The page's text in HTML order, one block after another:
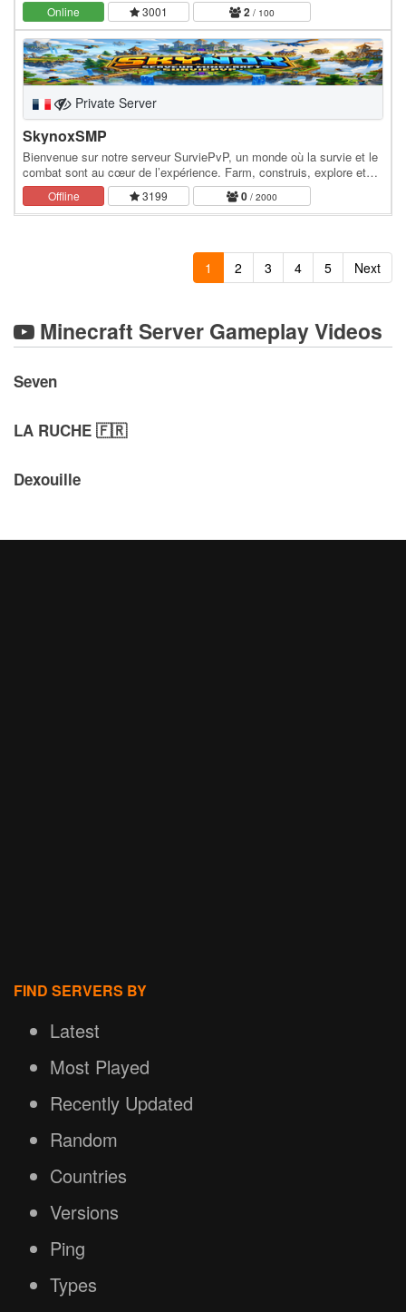
Online 3001 2 / 100
Private Server
SkynoxSMP
Bienvenue sur notre serveur SurviePvP, un monde où la survie et le
combat sont au cœur de l’expérience. Farm, construis, explore et
affronte d’autres joueurs dans un…
Offline 3199 0 / 2000
1 2 3 4 5 Next
Minecraft Server Gameplay Videos
Seven
LA RUCHE 🇫🇷​
Dexouille
FIND SERVERS BY
Latest
Most Played
Recently Updated
Random
Countries
Versions
Ping
Types